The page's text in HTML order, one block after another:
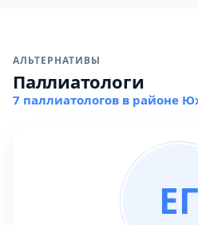
АЛЬТЕРНАТИВЫ
Паллиатологи
7 паллиатологов в районе
ЕГ